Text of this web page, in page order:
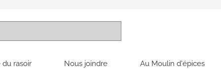
rasoir Nous joindre Au Moulin d'épices